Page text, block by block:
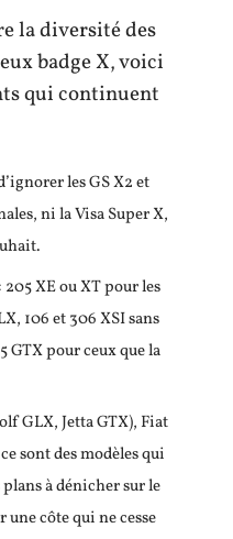
la diversité des
badge X, voici
qui continuent
les GS X2 et
ni la Visa Super X,
205 XE ou XT pour les
106 et 306 XSI sans
GTX pour ceux que la
GLX, Jetta GTX), Fiat
sont des modèles qui
à dénicher sur le
une côte qui ne cesse